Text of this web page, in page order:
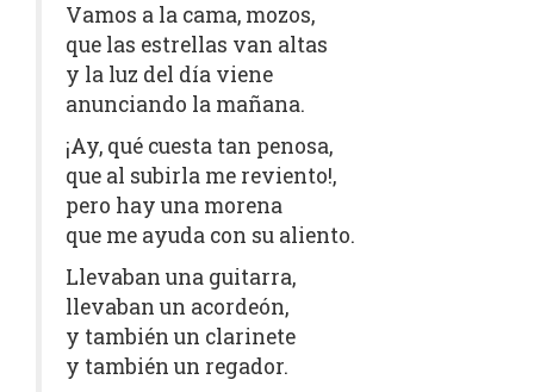
Vamos a la cama, mozos,
que las estrellas van altas
y la luz del día viene
anunciando la mañana.
¡Ay, qué cuesta tan penosa,
que al subirla me reviento!,
pero hay una morena
que me ayuda con su aliento.
Llevaban una guitarra,
llevaban un acordeón,
y también un clarinete
y también un regador.